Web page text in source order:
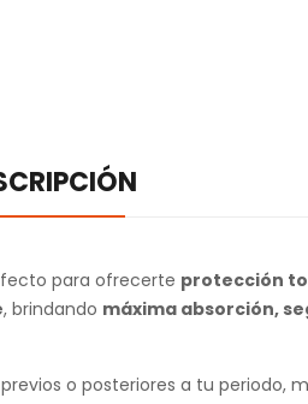
para ofrecerte protección
, brindando máxima absorción,
previos o posteriores a tu periodo,